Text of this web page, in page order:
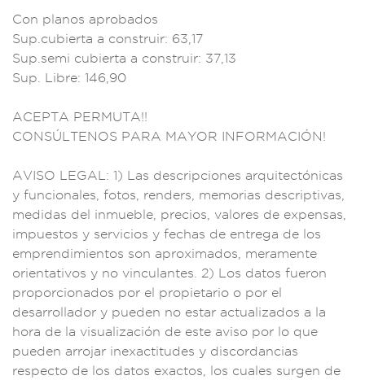
Con planos aprobados
Sup.cubierta a construir: 63,17
Sup.semi cubierta a construir: 37 ,13
Sup. Libre: 146,90
ACEPTA PERMUTA!!
CONSÚLTENOS PARA MAYOR INFORMACIÓN!
AVISO LEGAL: 1) Las descripciones arquitectónicas
y funcionales, fotos, renders, memorias descriptivas,
medidas del inmueble, precios, valores de expensas,
impuestos y servicios y fechas de entrega de los
emprendimientos son aproximados, meramente
orientativos y no vinculantes. 2) Los datos fueron
proporcionados por el propietario o por el
desarrollador y pueden no estar actualizados a la
hora de la visualización de este aviso por lo que
pueden arrojar inexactitudes y discordancias
respecto de los datos exactos, los cuales surgen de